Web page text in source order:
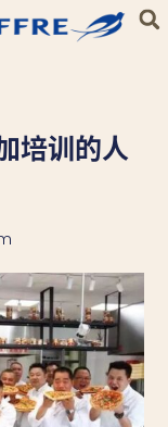
培训的人